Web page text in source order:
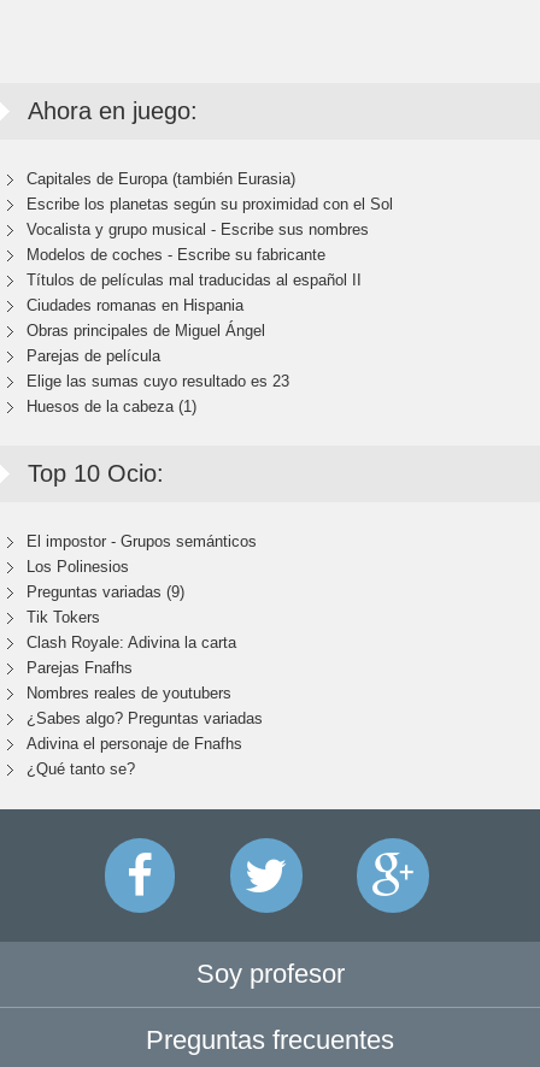
Ahora en juego:
Capitales de Europa (también Eurasia)
Escribe los planetas según su proximidad con el Sol
Vocalista y grupo musical - Escribe sus nombres
Modelos de coches - Escribe su fabricante
Títulos de películas mal traducidas al español II
Ciudades romanas en Hispania
Obras principales de Miguel Ángel
Parejas de película
Elige las sumas cuyo resultado es 23
Huesos de la cabeza (1)
Top 10 Ocio:
El impostor - Grupos semánticos
Los Polinesios
Preguntas variadas (9)
Tik Tokers
Clash Royale: Adivina la carta
Parejas Fnafhs
Nombres reales de youtubers
¿Sabes algo? Preguntas variadas
Adivina el personaje de Fnafhs
¿Qué tanto se?
Soy profesor
Preguntas frecuentes